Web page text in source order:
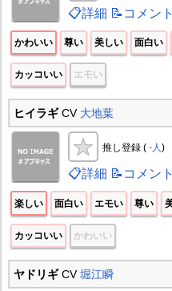
📋詳細 📝コメント
かわいい 尊い 美しい 面白い
カッコいい エモい
ヒイラギCV 大地葉
推し登録 ( -人 )
📋詳細 📝コメント
楽しい 面白い エモい 尊い
カッコいい かわいい
ヤドリギCV堀江瞬